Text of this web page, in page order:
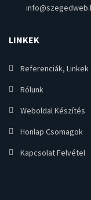
LINKEK
Referenciák, Linkek
Rólunk
Weboldal Készítés
Honlap Csomagok
Kapcsolat Felvétel